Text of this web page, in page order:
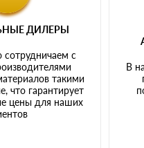
ДИЛЕРЫ
с
такими
что гарантирует
цены для наших
В